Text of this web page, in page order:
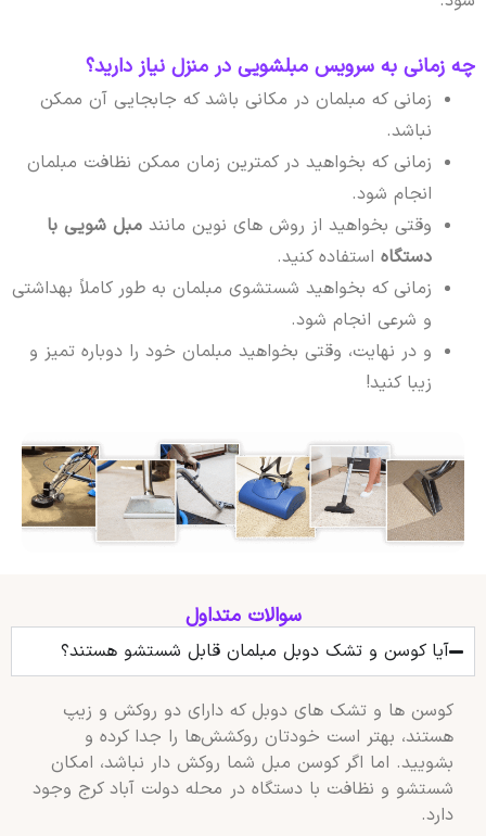
چه زمانی به سرویس مبلشویی در منزل نیاز دارید؟
زمانی که مبلمان در مکانی باشد که جابجایی آن ممکن
نباشد.
زمانی که بخواهید در کمترین زمان ممکن نظافت مبلمان
انجام شود.
وقتی بخواهید از روش های نوین مانند مبل شویی با
دستگاه استفاده کنید.
زمانی که بخواهید شستشوی مبلمان به طور کاملاً بهداشتی
و شرعی انجام شود.
و در نهایت، وقتی بخواهید مبلمان خود را دوباره تمیز و
زیبا کنید!
سوالات متداول
آیا کوسن و تشک دوبل مبلمان قابل شستشو هستند؟
کوسن‌ ها و تشک‌ های دوبل که دارای دو روکش و زیپ
هستند، بهتر است خودتان روکشش‌ها را جدا کرده و
بشویید. اما اگر کوسن مبل شما روکش‌ دار نباشد، امکان
شستشو و نظافت با دستگاه در محله دولت آباد کرج وجود
دارد.